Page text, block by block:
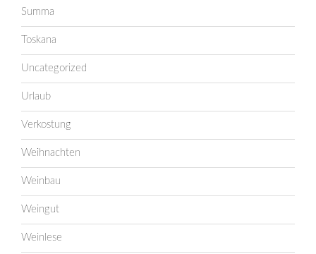
Summa
Toskana
Uncategorized
Urlaub
Verkostung
Weihnachten
Weinbau
Weingut
Weinlese